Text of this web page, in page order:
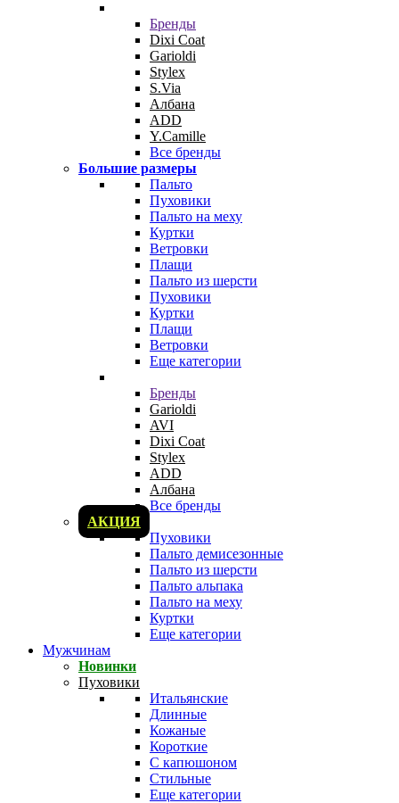
Бренды
Dixi Coat
Garioldi
Stylex
S.Via
Албана
ADD
Y.Camille
Все бренды
Большие размеры
Пальто
Пуховики
Пальто на меху
Куртки
Ветровки
Плащи
Пальто из шерсти
Пуховики
Куртки
Плащи
Ветровки
Еще категории
Бренды
Garioldi
AVI
Dixi Coat
Stylex
ADD
Албана
Все бренды
АКЦИЯ
Пуховики
Пальто демисезонные
Пальто из шерсти
Пальто альпака
Пальто на меху
Куртки
Еще категории
Мужчинам
Новинки
Пуховики
Итальянские
Длинные
Кожаные
Короткие
С капюшоном
Стильные
Еще категории